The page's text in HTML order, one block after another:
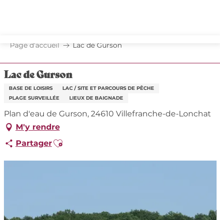
principal
Page d’accueil Lac de Gurson
Lac de Gurson
BASE DE LOISIRS
LAC / SITE ET PARCOURS DE PÊCHE
PLAGE SURVEILLÉE
LIEUX DE BAIGNADE
Plan d'eau de Gurson, 24610 Villefranche-de-Lonchat
M'y rendre
PartagerAjouter aux favoris